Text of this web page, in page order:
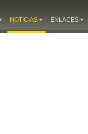
NOTICIAS ENLACES